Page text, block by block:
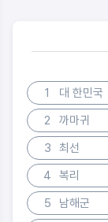
1
대 한민국
2
까마귀
3
최선
4
복리
5
남해군